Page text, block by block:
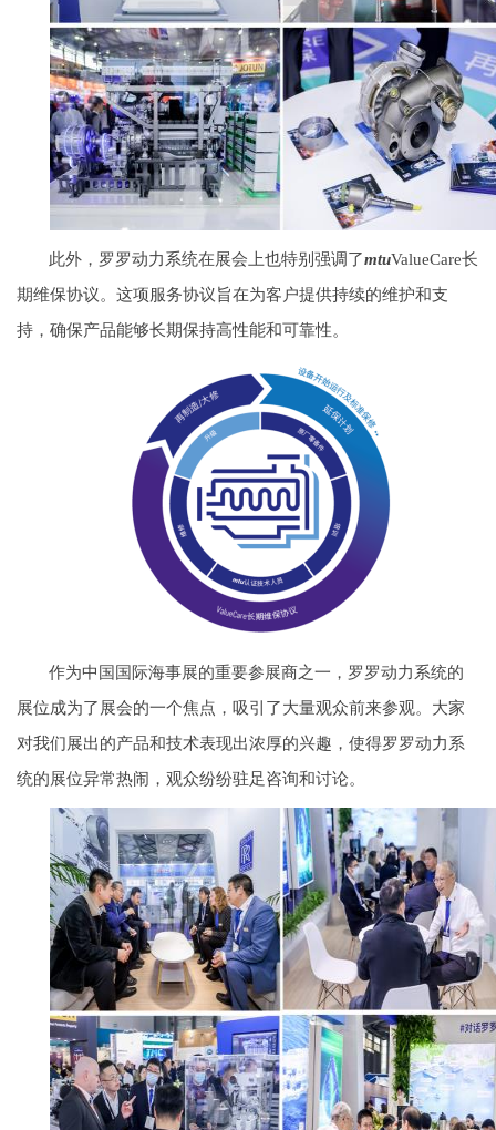
此外，罗罗动力系统在展会上也特别强调了mtuValueCare长
期维保协议。这项服务协议旨在为客户提供持续的维护和支
持，确保产品能够长期保持高性能和可靠性。
作为中国国际海事展的重要参展商之一，罗罗动力系统的
展位成为了展会的一个焦点，吸引了大量观众前来参观。大家
对我们展出的产品和技术表现出浓厚的兴趣，使得罗罗动力系
统的展位异常热闹，观众纷纷驻足咨询和讨论。